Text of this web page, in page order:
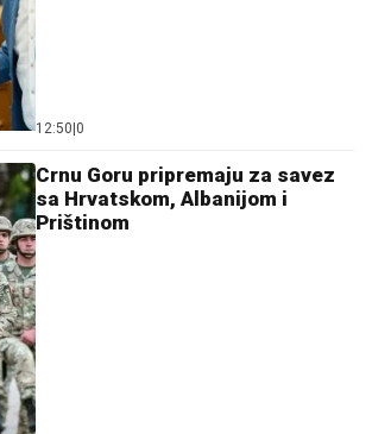
12:50|0
Crnu Goru pripremaju za savez
sa Hrvatskom, Albanijom i
Prištinom